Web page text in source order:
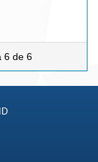
6 de 6